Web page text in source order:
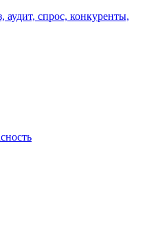
аудит, спрос, конкуренты,